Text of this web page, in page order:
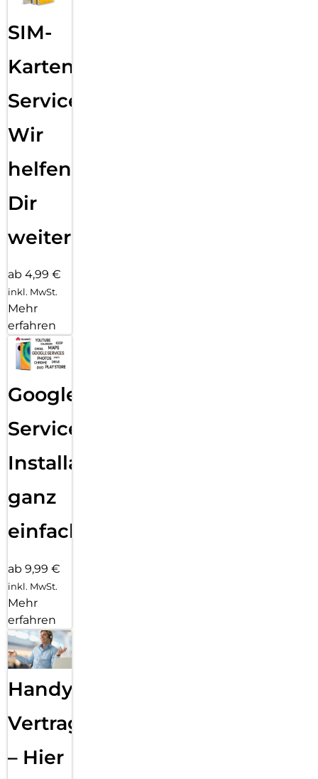
SIM-
Karten
Service:
Wir
helfen
Dir
weiter
ab 4,99 €
inkl. MwSt.
Mehr
erfahren
Google
Services
Installation
ganz
einfach
ab 9,99 €
inkl. MwSt.
Mehr
erfahren
Handy
Vertragsabwicklung
– Hier